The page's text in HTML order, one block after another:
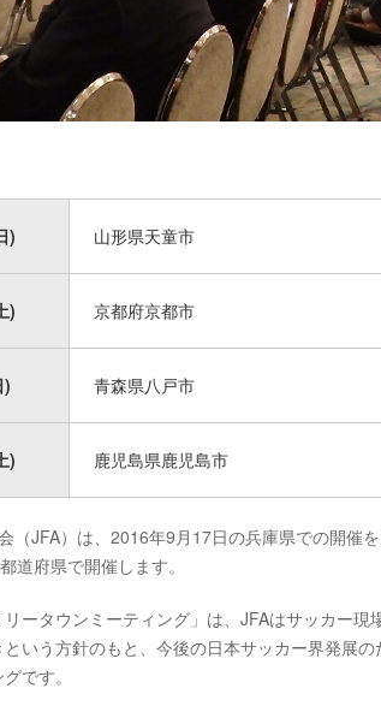
) 山形県天童市
) 京都府京都市
) 青森県八戸市
) 鹿児島県鹿児島市
（JFA）は、2016年9月17日の兵庫県での開催
道府県で開催します。
リータウンミーティング」は、JFAはサッカー
いう方針のもと、今後の日本サッカー界発展
です。